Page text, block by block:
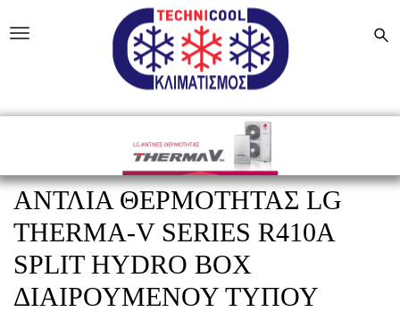
Toggle navigation
ΑΝΤΛΊΑ ΘΕΡΜΌΤΗΤΑΣ LG
THERMA-V SERIES R410A
SPLIT HYDRO BOX
ΔΙΑΙΡΟΎΜΕΝΟΥ ΤΎΠΟΥ